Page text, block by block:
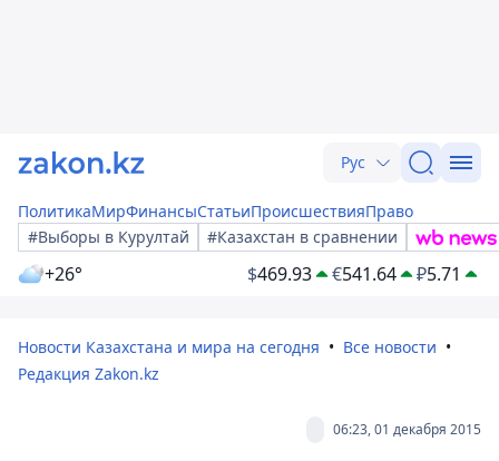
Рус
ПолитикаМирФинансыСтатьиПроисшествияПраво
#Выборы в Курултай
#Казахстан в сравнении
+26° $469.93 €541.64 ₽5.71
Новости Казахстана и мира на сегодня
Все новости
Редакция Zakon.kz
06:23, 01 декабря 2015